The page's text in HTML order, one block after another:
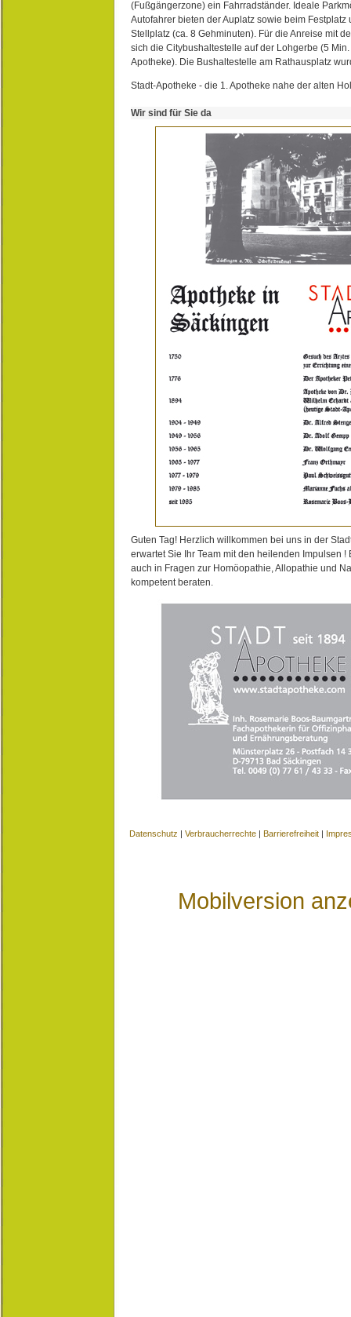
(Fußgängerzone) ein Fahrradständer. Ideale
Autofahrer bieten der Auplatz sowie beim Festplatz
Stellplatz (ca. 8 Gehminuten). Für die Anreise mit
sich die Citybushaltestelle auf der Lohgerbe (5
Apotheke). Die Bushaltestelle am Rathausplatz
Stadt-Apotheke - die 1. Apotheke nahe der alten
Wir sind für Sie da
Guten Tag! Herzlich willkommen bei uns in der
erwartet Sie Ihr Team mit den heilenden Impulsen !
auch in Fragen zur Homöopathie, Allopathie und
kompetent beraten.
Datenschutz | Verbraucherrechte | Barrierefreiheit |
Mobilversion